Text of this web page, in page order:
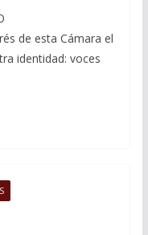
de esta Cámara el
identidad: voces